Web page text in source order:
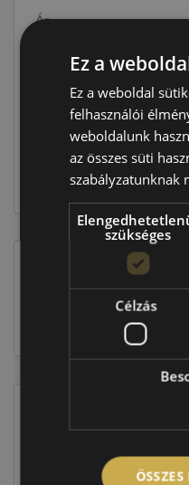
Ár
Raktáron:
EU-s
Figyelem a feltüntetett
jellegűek. Előfordulhat,
címkével ellátott abroncs
Ez a
Ez a weboldal
felhasználói
weboldalunk
az összes süti
szabályzatunknak
szükséges
Célzás